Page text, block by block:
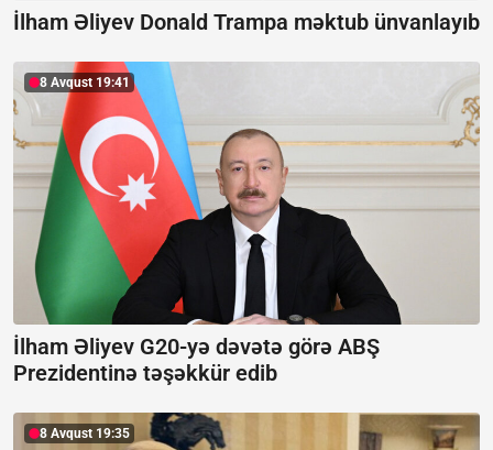
İlham Əliyev Donald Trampa məktub ünvanlayıb
8 Avqust 19:41
İlham Əliyev G20-yə dəvətə görə ABŞ
Prezidentinə təşəkkür edib
8 Avqust 19:35